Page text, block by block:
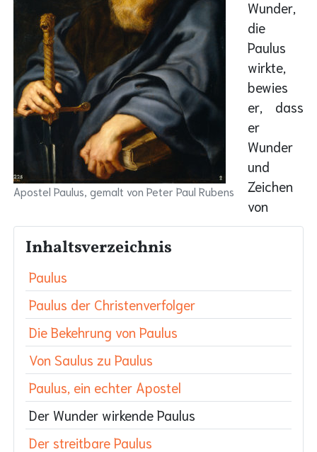
Apostel Paulus, gemalt von Peter Paul Rubens
Inhaltsverzeichnis
Paulus
Paulus der Christenverfolger
Die Bekehrung von Paulus
Von Saulus zu Paulus
Paulus, ein echter Apostel
Der Wunder wirkende Paulus
Der streitbare Paulus
Wunder,
die
Paulus
wirkte,
bewies
er, dass
er
Wunder
und
Zeichen
von